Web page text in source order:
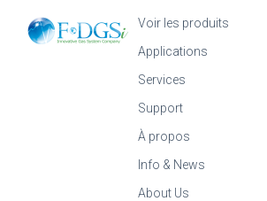
Voir les produits
Applications
Services
Support
À propos
Info & News
About Us